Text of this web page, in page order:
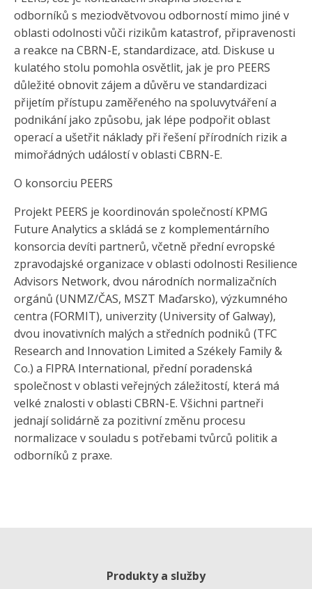
odborníků s meziodvětvovou odborností mimo jiné v
oblasti odolnosti vůči rizikům katastrof, připravenosti
a reakce na CBRN-E, standardizace, atd. Diskuse u
kulatého stolu pomohla osvětlit, jak je pro PEERS
důležité obnovit zájem a důvěru ve standardizaci
přijetím přístupu zaměřeného na spoluvytváření a
podnikání jako způsobu, jak lépe podpořit oblast
operací a ušetřit náklady při řešení přírodních rizik a
mimořádných událostí v oblasti CBRN-E.
O konsorciu PEERS
Projekt PEERS je koordinován společností KPMG
Future Analytics a skládá se z komplementárního
konsorcia devíti partnerů, včetně přední evropské
zpravodajské organizace v oblasti odolnosti Resilience
Advisors Network, dvou národních normalizačních
orgánů (UNMZ/ČAS, MSZT Maďarsko), výzkumného
centra (FORMIT), univerzity (University of Galway),
dvou inovativních malých a středních podniků (TFC
Research and Innovation Limited a Székely Family &
Co.) a FIPRA International, přední poradenská
společnost v oblasti veřejných záležitostí, která má
velké znalosti v oblasti CBRN-E. Všichni partneři
jednají solidárně za pozitivní změnu procesu
normalizace v souladu s potřebami tvůrců politik a
odborníků z praxe.
Produkty a služby